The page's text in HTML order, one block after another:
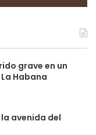
grave en un
Habana
avenida del